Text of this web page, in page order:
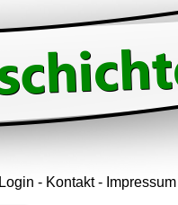
Login - Kontakt- Impressum